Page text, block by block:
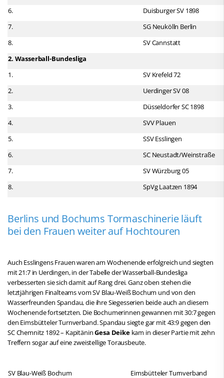
6.
Duisburger SV 1898
7.
SG Neukölln Berlin
8.
SV Cannstatt
2. Wasserball-Bundesliga
1.
SV Krefeld 72
2.
Uerdinger SV 08
3.
Düsseldorfer SC 1898
4.
SVV Plauen
5.
SSV Esslingen
6.
SC Neustadt/Weinstraße
7.
SV Würzburg 05
8.
SpVg Laatzen 1894
Berlins und Bochums Tormaschinerie läuft
bei den Frauen weiter auf Hochtouren
Auch Esslingens Frauen waren am Wochenende erfolgreich und siegten
mit 21:7 in Uerdingen, in der Tabelle der Wasserball-Bundesliga
verbesserten sie sich damit auf Rang drei. Ganz oben stehen die
letztjährigen Finalteams vom SV Blau-Weiß Bochum und von den
Wasserfreunden Spandau, die ihre Siegesserien beide auch an diesem
Wochenende fortsetzten. Die Bochumerinnen gewannen mit 30:7 gegen
den Eimsbütteler Turnverband. Spandau siegte gar mit 43:9 gegen den
SC Chemnitz 1892 – KapitäninGesa Deikekam in dieser Partie mit zehn
Treffern sogar auf eine zweistellige Torausbeute.
SV Blau-Weiß Bochum
Eimsbütteler Turnverband